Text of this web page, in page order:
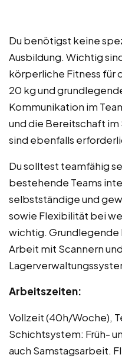
Du benötigst keine
Ausbildung. Wichtig
körperliche Fitness für
20 kg und
Kommunikation im
und die Bereitschaft
sind ebenfalls
Du solltest teamfähig
bestehende Teams
selbstständige und
sowie Flexibilität bei
wichtig. Grundlegende
Arbeit mit Scannern
Arbeitszeiten:
Vollzeit (40h/Woche),
Schichtsystem: Früh-
auch Samstagsarbeit.